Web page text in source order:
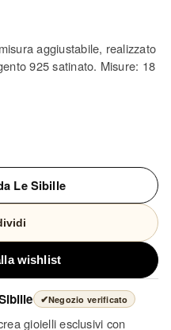
aggiustabile, realizzato
925 satinato. Misure: 18
Le Sibille
wishlist
✔Negozio verificato
gioielli esclusivi con